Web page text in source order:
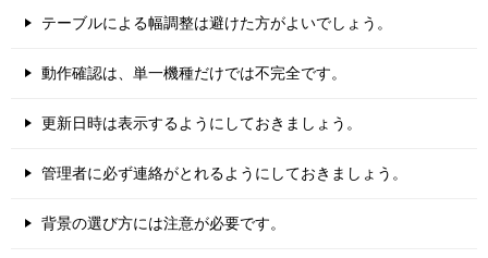
テーブルによる幅調整は避けた方がよいでしょう。
動作確認は、単一機種だけでは不完全です。
更新日時は表示するようにしておきましょう。
管理者に必ず連絡がとれるようにしておきましょう。
背景の選び方には注意が必要です。